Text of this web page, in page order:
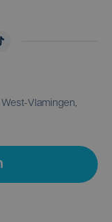
Vlamingen,